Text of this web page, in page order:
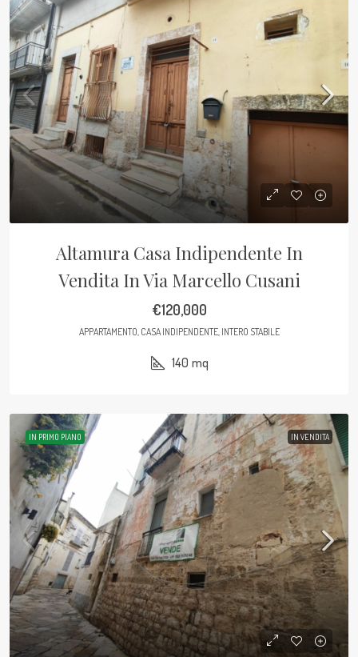
Altamura Casa Indipendente In
Vendita In Via Marcello Cusani
€120,000
APPARTAMENTO, CASA INDIPENDENTE, INTERO STABILE
140 mq
IN PRIMO PIANO IN VENDITA